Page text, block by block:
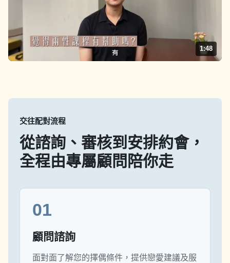
1:48
交往配對流程
從諮詢、審核到安排約會，
全程由專屬顧問陪你走
01
顧問諮詢
面對面了解您的擇偶條件，提供戀愛建議及服